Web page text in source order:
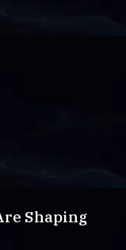
Shaping